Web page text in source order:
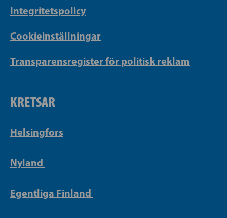
Integritetspolicy
Cookieinställningar
Transparensregister för politisk reklam
KRETSAR
Helsingfors
Nyland
Egentliga Finland